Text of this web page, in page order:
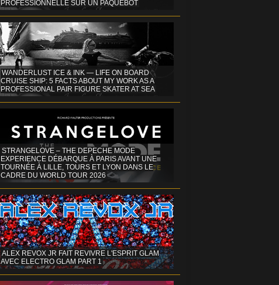
PROFESSIONNELLE SUR UN PAQUEBOT
WANDERLUST ICE & INK — LIFE ON BOARD
CRUISE SHIP: 5 FACTS ABOUT MY WORK AS A
PROFESSIONAL PAIR FIGURE SKATER AT SEA
STRANGELOVE – THE DEPECHE MODE
EXPERIENCE DÉBARQUE À PARIS AVANT UNE
TOURNÉE À LILLE, TOURS ET LYON DANS LE
CADRE DU WORLD TOUR 2026
ALEX REVOX JR FAIT REVIVRE L'ESPRIT GLAM
AVEC ELECTRO GLAM PART 1